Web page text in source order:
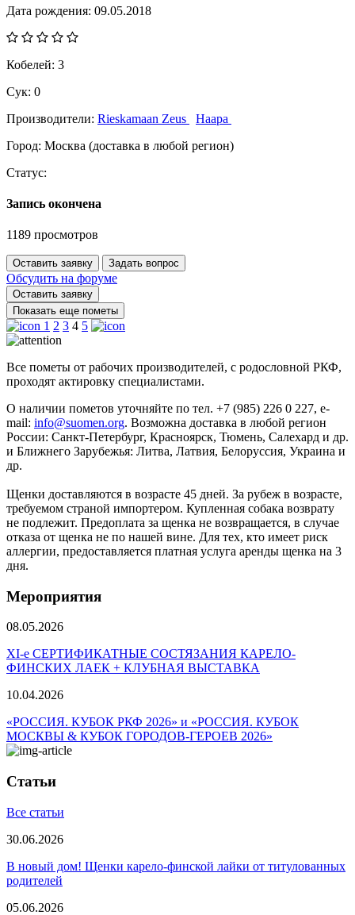
Дата рождения: 09.05.2018
Кобелей: 3
Сук: 0
Производители: Rieskamaan Zeus
Наара
Город: Москва (доставка в любой регион)
Статус:
Запись окончена
1189 просмотров
Оставить заявку Задать вопрос
Обсудить на форуме
Оставить заявку
Показать еще пометы
1 2 3 4 5
Все пометы от рабочих производителей, с родословной РКФ,
проходят актировку специалистами.
О наличии пометов уточняйте по тел. +7 (985) 226 0 227, e-
mail: info@suomen.org. Возможна доставка в любой регион
России: Санкт-Петербург, Красноярск, Тюмень, Салехард и др.
и Ближнего Зарубежья: Литва, Латвия, Белоруссия, Украина и
др.
Щенки доставляются в возрасте 45 дней. За рубеж в возрасте,
требуемом страной импортером. Купленная собака возврату
не подлежит. Предоплата за щенка не возвращается, в случае
отказа от щенка не по нашей вине. Для тех, кто имеет риск
аллергии, предоставляется платная услуга аренды щенка на 3
дня.
Мероприятия
08.05.2026
ХI-е СЕРТИФИКАТНЫЕ СОСТЯЗАНИЯ КАРЕЛО-
ФИНСКИХ ЛАЕК + КЛУБНАЯ ВЫСТАВКА
10.04.2026
«РОССИЯ. КУБОК РКФ 2026» и «РОССИЯ. КУБОК
МОСКВЫ & КУБОК ГОРОДОВ-ГЕРОЕВ 2026»
Статьи
Все статьи
30.06.2026
В новый дом! Щенки карело-финской лайки от титулованных
родителей
05.06.2026